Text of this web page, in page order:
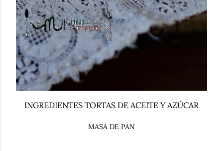
INGREDIENTES TORTAS DE ACEITE Y AZÚCAR
MASA DE PAN